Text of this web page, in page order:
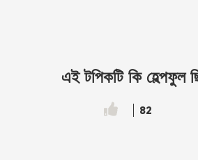
এই টপিকটি কি হেল্পফুল
82